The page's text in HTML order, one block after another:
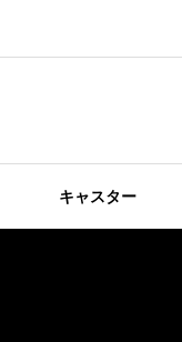
キャスター